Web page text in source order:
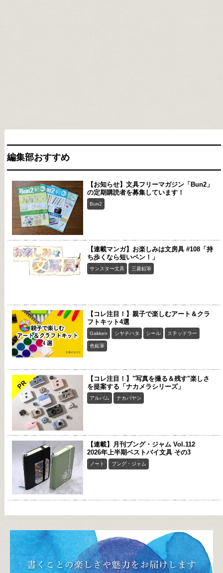
編集部おすすめ
【お知らせ】文具フリーマガジン「Bun2」
の定期購読者を募集しています！
Bun2
【連載マンガ】お楽しみは文房具 #108「持
ち歩くなら短いペン！」
サンスター文具 三菱鉛筆
【コレ注目！】親子で楽しむアート＆クラ
フトキット4選
Gakken シヤチハタ シール ステッドラー
色鉛筆
PR
【コレ注目！】"写真を撮る＆残す"楽しさ
を提案する「ナカメラシリーズ」
アルバム ナカバヤシ
【連載】月刊ブング・ジャム Vol.112
2026年上半期ベストバイ文具 その3
ノート ブング・ジャム